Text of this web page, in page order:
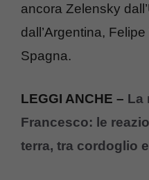
ancora Zelensky
dall’Argentina,
Spagna.
LEGGI ANCHE – La
Francesco: le
terra, tra cordoglio